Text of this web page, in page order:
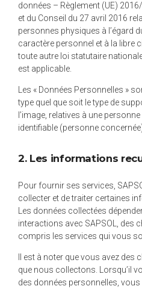
données – Règlement (UE)
et du Conseil du 27 avril 2016
personnes physiques à l’égard
caractère personnel et à la libre
toute autre loi statutaire
est applicable.
Les « Données Personnelles »
type quel que soit le type de
l’image, relatives à une
identifiable (personne
2. Les informations
Pour fournir ses services,
collecter et de traiter certaines
Les données collectées
interactions avec SAPSOL, des
compris les services qui vous
Il est à noter que vous avez
que nous collectons. Lorsqu’il
des données personnelles,